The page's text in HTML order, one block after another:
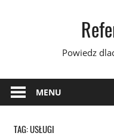
Powiedz
MENU
TAG:USŁUGI